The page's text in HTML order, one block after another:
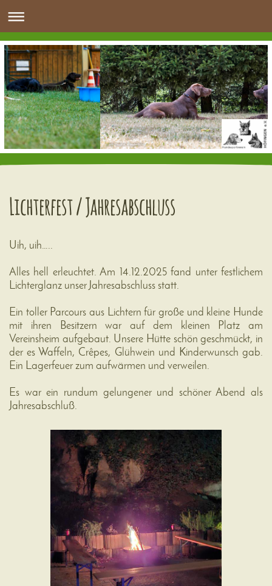
Lichterfest / Jahresabschluss
Uih, uih…..
Alles hell erleuchtet. Am 14.12.2025 fand unter festlichem
Lichterglanz unser Jahresabschluss statt.
Ein toller Parcours aus Lichtern für große und kleine Hunde
mit ihren Besitzern war auf dem kleinen Platz am
Vereinsheim aufgebaut. Unsere Hütte schön geschmückt, in
der es Waffeln, Crêpes, Glühwein und Kinderwunsch gab.
Ein Lagerfeuer zum aufwärmen und verweilen.
Es war ein rundum gelungener und schöner Abend als
Jahresabschluß.